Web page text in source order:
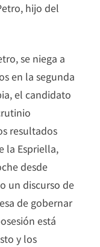
hijo del
se niega a
en la segunda
el candidato
resultados
la Espriella,
desde
un discurso de
de gobernar
está
y los